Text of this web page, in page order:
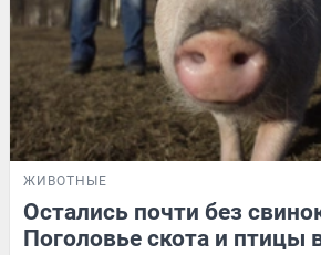
ЖИВОТНЫЕ
Остались почти без
Поголовье скота и птицы